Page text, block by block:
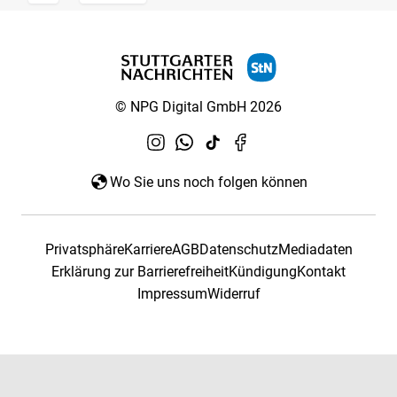
© NPG Digital GmbH 2026
Wo Sie uns noch folgen können
PrivatsphäreKarriereAGBDatenschutzMediadaten
Erklärung zur BarrierefreiheitKündigungKontakt
ImpressumWiderruf